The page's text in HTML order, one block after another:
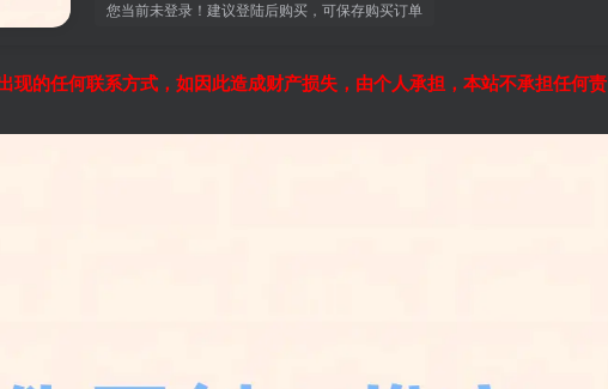
您当前未登录！建议登陆后购买，可保存购买订单
现的任何联系方式，如因此造成财产损失，由个人承担，本站不承担任何责